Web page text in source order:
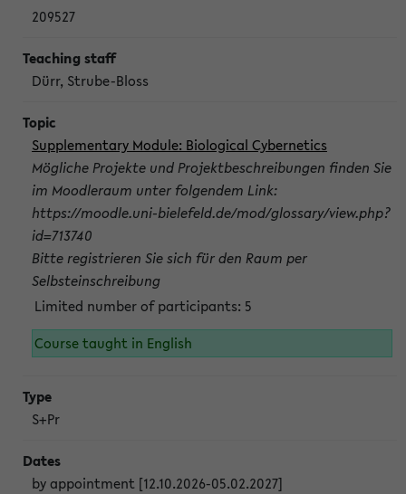
209527
Dürr, Strube-Bloss
Supplementary Module: Biological Cybernetics
Mögliche Projekte und Projektbeschreibungen finden Sie
im Moodleraum unter folgendem Link:
https://moodle.uni-bielefeld.de/mod/glossary/view.php?
id=713740
Bitte registrieren Sie sich für den Raum per
Selbsteinschreibung
Limited number of participants: 5
Course taught in English
S+Pr
by appointment [12.10.2026-05.02.2027]